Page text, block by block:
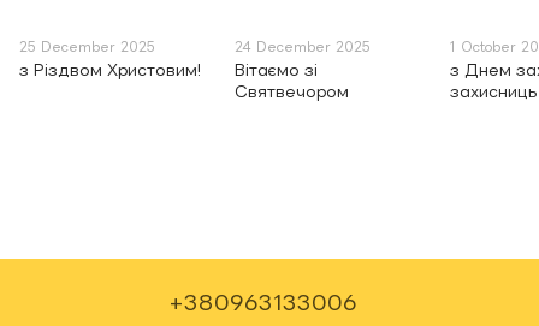
25 December 2025
з Різдвом Христовим!
24 December 2025
Вітаємо зі
Святвечором
1 October
з Днем
захисниць
+380963133006